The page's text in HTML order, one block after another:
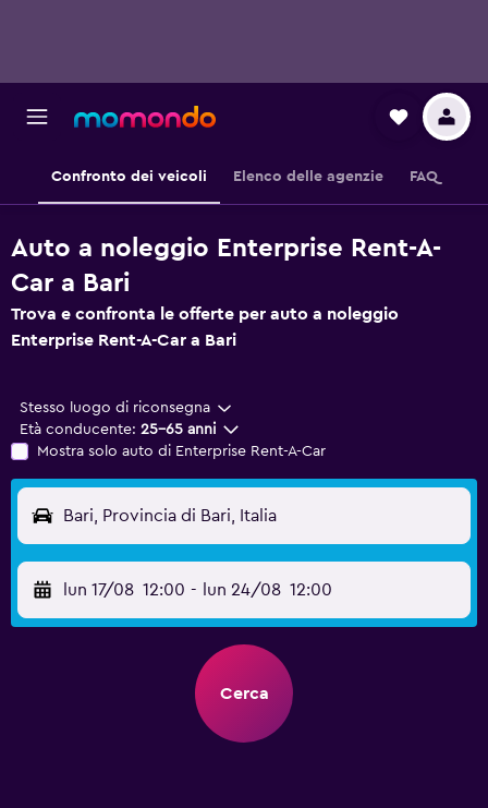
Confronto dei veicoli Elenco delle agenzie FAQ
Auto a noleggio Enterprise Rent-A-
Car a Bari
Trova e confronta le offerte per auto a noleggio
Enterprise Rent-A-Car a Bari
Stesso luogo di riconsegna
Età conducente: 25-65 anni
Mostra solo auto di Enterprise Rent-A-Car
Bari, Provincia di Bari, Italia
lun 17/08 12:00 - lun 24/08 12:00
Cerca